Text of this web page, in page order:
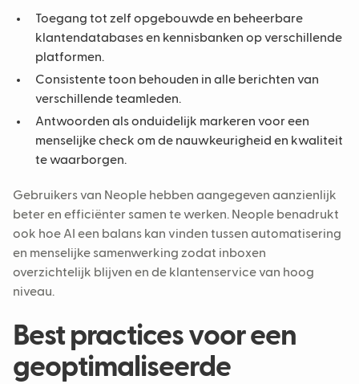
Toegang tot zelf opgebouwde en beheerbare
klantendatabases en kennisbanken op verschillende
platformen.
Consistente toon behouden in alle berichten van
verschillende teamleden.
Antwoorden als onduidelijk markeren voor een
menselijke check om de nauwkeurigheid en kwaliteit
te waarborgen.
Gebruikers van Neople hebben aangegeven aanzienlijk
beter en efficiënter samen te werken. Neople benadrukt
ook hoe AI een balans kan vinden tussen automatisering
en menselijke samenwerking zodat inboxen
overzichtelijk blijven en de klantenservice van hoog
niveau.
Best practices voor een
geoptimaliseerde